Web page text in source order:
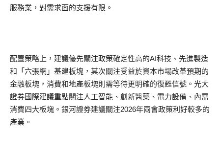
服務業，對需求面的支援有限。
配置策略上，建議優先關注政策確定性高的AI科技、先進製造
和「六張網」基建板塊，其次關注受益於資本市場改革預期的
金融板塊，消費和地產板塊則需等待更明確的復甦信號。光大
證券國際建議重點關注人工智能、創新醫藥、電力設備、內需
消費四大板塊。銀河證券建議關注2026年兩會政策利好較多的
產業。